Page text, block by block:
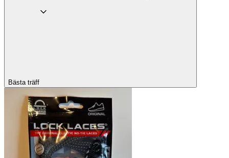
Bästa träff